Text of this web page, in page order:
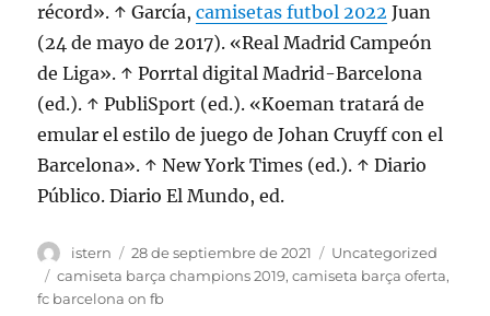
récord». ↑ García,camisetas futbol 2022 Juan
(24 de mayo de 2017). «Real Madrid Campeón
de Liga». ↑ Porrtal digital Madrid-Barcelona
(ed.). ↑ PubliSport (ed.). «Koeman tratará de
emular el estilo de juego de Johan Cruyff con el
Barcelona». ↑ New York Times (ed.). ↑ Diario
Público. Diario El Mundo, ed.
Autor
istern
Publicado
el
28 de septiembre de 2021 Categorías
Uncategorized
Etiquetas
camiseta barça champions 2019,camiseta barça oferta,
fc barcelona on fb